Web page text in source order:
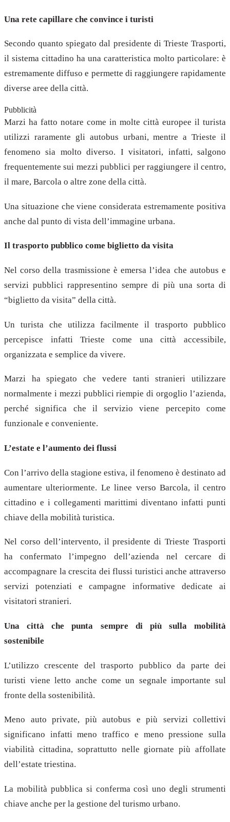
Una rete capillare che convince i turisti
Secondo quanto spiegato dal presidente di Trieste Trasporti,
il sistema cittadino ha una caratteristica molto particolare: è
estremamente diffuso e permette di raggiungere rapidamente
diverse aree della città.
Pubblicità
Marzi ha fatto notare come in molte città europee il turista
utilizzi raramente gli autobus urbani, mentre a Trieste il
fenomeno sia molto diverso. I visitatori, infatti, salgono
frequentemente sui mezzi pubblici per raggiungere il centro,
il mare, Barcola o altre zone della città.
Una situazione che viene considerata estremamente positiva
anche dal punto di vista dell’immagine urbana.
Il trasporto pubblico come biglietto da visita
Nel corso della trasmissione è emersa l’idea che autobus e
servizi pubblici rappresentino sempre di più una sorta di
“biglietto da visita” della città.
Un turista che utilizza facilmente il trasporto pubblico
percepisce infatti Trieste come una città accessibile,
organizzata e semplice da vivere.
Marzi ha spiegato che vedere tanti stranieri utilizzare
normalmente i mezzi pubblici riempie di orgoglio l’azienda,
perché significa che il servizio viene percepito come
funzionale e conveniente.
L’estate e l’aumento dei flussi
Con l’arrivo della stagione estiva, il fenomeno è destinato ad
aumentare ulteriormente. Le linee verso Barcola, il centro
cittadino e i collegamenti marittimi diventano infatti punti
chiave della mobilità turistica.
Nel corso dell’intervento, il presidente di Trieste Trasporti
ha confermato l’impegno dell’azienda nel cercare di
accompagnare la crescita dei flussi turistici anche attraverso
servizi potenziati e campagne informative dedicate ai
visitatori stranieri.
Una città che punta sempre di più sulla mobilità
sostenibile
L’utilizzo crescente del trasporto pubblico da parte dei
turisti viene letto anche come un segnale importante sul
fronte della sostenibilità.
Meno auto private, più autobus e più servizi collettivi
significano infatti meno traffico e meno pressione sulla
viabilità cittadina, soprattutto nelle giornate più affollate
dell’estate triestina.
La mobilità pubblica si conferma così uno degli strumenti
chiave anche per la gestione del turismo urbano.